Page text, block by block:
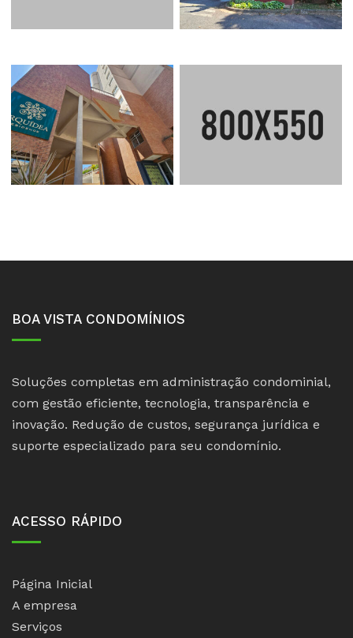
CONDOMÍNIO
ORQUÍDEAS
CRANFORD PHOENIX
BOA VISTA CONDOMÍNIOS
Soluções completas em administração condominial,
com gestão eficiente, tecnologia, transparência e
inovação. Redução de custos, segurança jurídica e
suporte especializado para seu condomínio.
ACESSO RÁPIDO
Página Inicial
A empresa
Serviços